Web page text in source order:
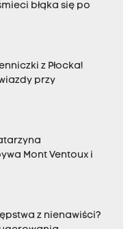
błąka się po
z Płocka!
przy
Mont Ventoux i
z nienawiści?